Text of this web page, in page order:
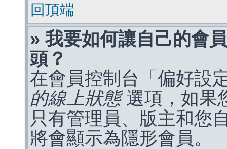
回頂端
» 我要如何讓自己的會
頭？
在會員控制台「偏好設
的線上狀態選項，如果
只有管理員、版主和您
將會顯示為隱形會員。